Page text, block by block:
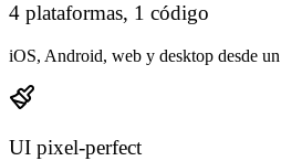
4 plataformas, 1 código
iOS, Android, web y desktop desde
UI pixel-perfect